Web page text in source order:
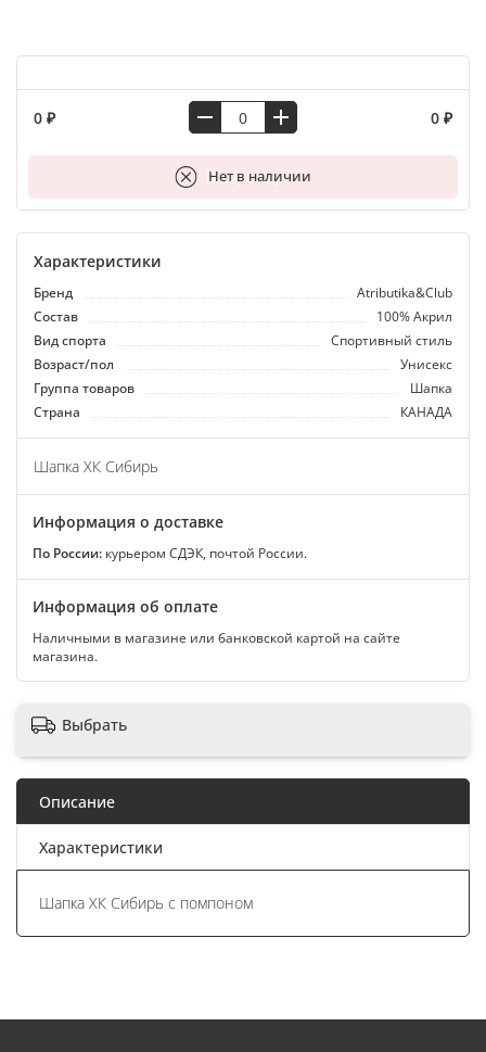
0 ₽ 0 ₽
Нет в наличии
В корзину
Характеристики
Бренд
Atributika&Club
Состав
100% Акрил
Вид спорта
Спортивный стиль
Возраст/пол
Унисекс
Группа товаров
Шапка
Страна
КАНАДА
Шапка ХК Сибирь
Информация о доставке
По России: курьером СДЭК, почтой России.
Информация об оплате
Наличными в магазине или банковской картой на сайте
магазина.
Выбрать
Описание
Характеристики
Шапка ХК Сибирь с помпоном